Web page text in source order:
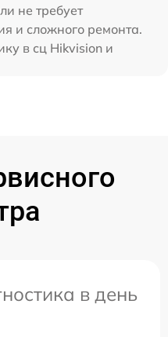
не требует
и сложного ремонта.
в сц Hikvision и
в день